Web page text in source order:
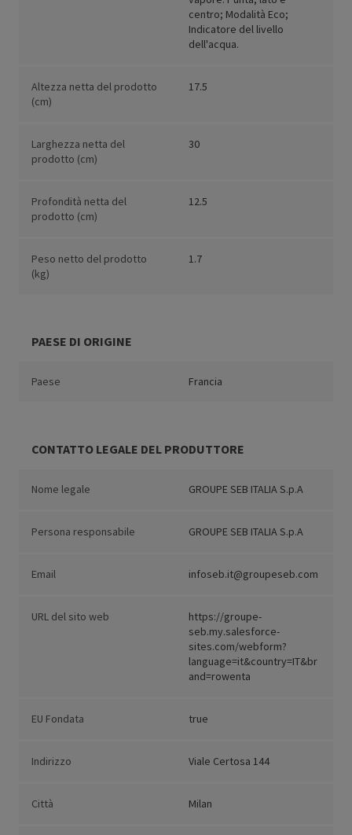
centro; Modalità Eco;
Indicatore del livello
dell'acqua.
Altezza netta del prodotto
(cm)
17.5
Larghezza netta del
prodotto (cm)
30
Profondità netta del
prodotto (cm)
12.5
Peso netto del prodotto
(kg)
1.7
PAESE DI ORIGINE
Paese Francia
CONTATTO LEGALE DEL PRODUTTORE
Nome legale GROUPE SEB ITALIA S.p.A
Persona responsabile GROUPE SEB ITALIA S.p.A
Email infoseb.it@groupeseb.com
URL del sito web
https://groupe-
seb.my.salesforce-
sites.com/webform?
language=it&country=IT&br
and=rowenta
EU Fondata true
Indirizzo Viale Certosa 144
Città Milan